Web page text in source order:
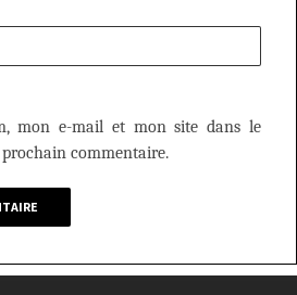
mon e-mail et mon site dans le
commentaire.